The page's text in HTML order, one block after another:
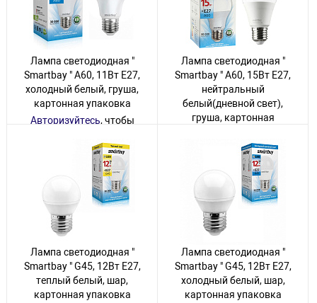
Лампа светодиодная "
Smartbay " A60, 11Вт Е27,
холодный белый, груша,
картонная упаковка
Авторизуйтесь, чтобы
40 товаров
Лампа светодиодная "
Smartbay " A60, 15Вт Е27,
нейтральный
белый(дневной свет),
груша, картонная
Авторизуйтесь, чтобы
увидеть цену
60 товаров
Лампа светодиодная "
Smartbay " G45, 12Вт Е27,
теплый белый, шар,
картонная упаковка
Лампа светодиодная "
Smartbay " G45, 12Вт Е27,
холодный белый, шар,
картонная упаковка